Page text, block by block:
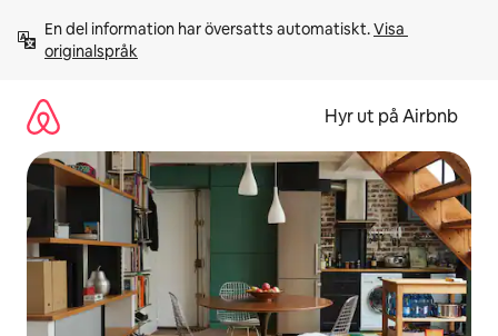
innehåll
En del information har översatts automatiskt. Visa
originalspråk
Hyr ut på Airbnb